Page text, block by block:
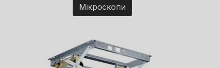
Мікроскопи